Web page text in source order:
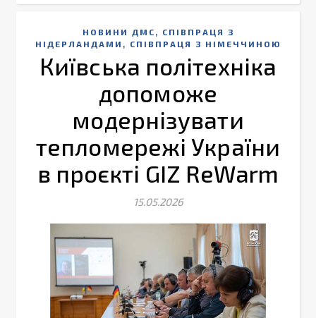
НОВИНИ ДМС , СПІВПРАЦЯ З
НІДЕРЛАНДАМИ , СПІВПРАЦЯ З НІМЕЧЧИНОЮ
Київська політехніка
допоможе
модернізувати
тепломережі України
в проєкті GIZ ReWarm
15.05.2026